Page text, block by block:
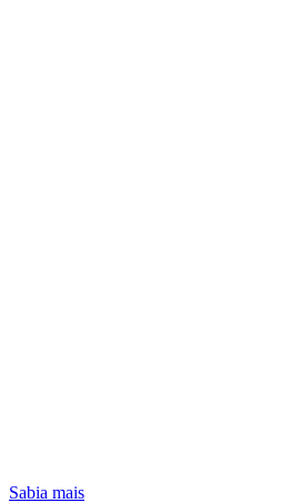
Sabia mais